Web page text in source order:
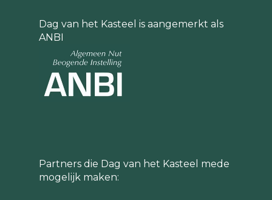
Dag van het Kasteel is aangemerkt als
ANBI
Partners die Dag van het Kasteel mede
mogelijk maken: